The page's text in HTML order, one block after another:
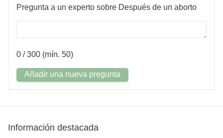
Pregunta a un experto sobre Después de un aborto
0 / 300 (mín. 50)
Añadir una nueva pregunta
Información destacada